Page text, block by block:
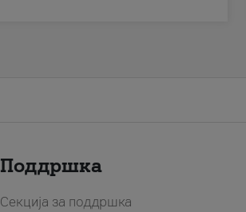
Поддршка
Секција за поддршка